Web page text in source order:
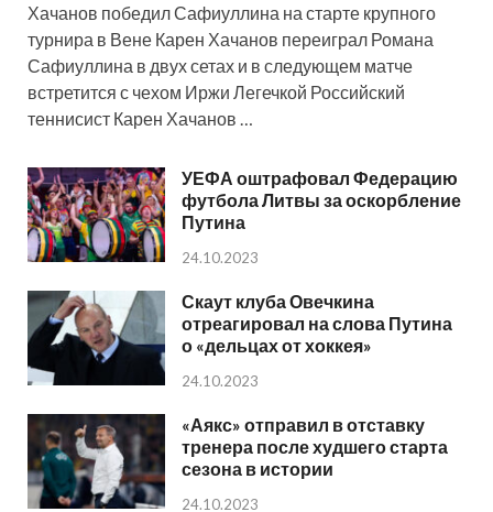
Хачанов победил Сафиуллина на старте крупного
турнира в Вене Карен Хачанов переиграл Романа
Сафиуллина в двух сетах и в следующем матче
встретится с чехом Иржи Легечкой Российский
теннисист Карен Хачанов …
УЕФА оштрафовал Федерацию
футбола Литвы за оскорбление
Путина
24.10.2023
Скаут клуба Овечкина
отреагировал на слова Путина
о «дельцах от хоккея»
24.10.2023
«Аякс» отправил в отставку
тренера после худшего старта
сезона в истории
24.10.2023